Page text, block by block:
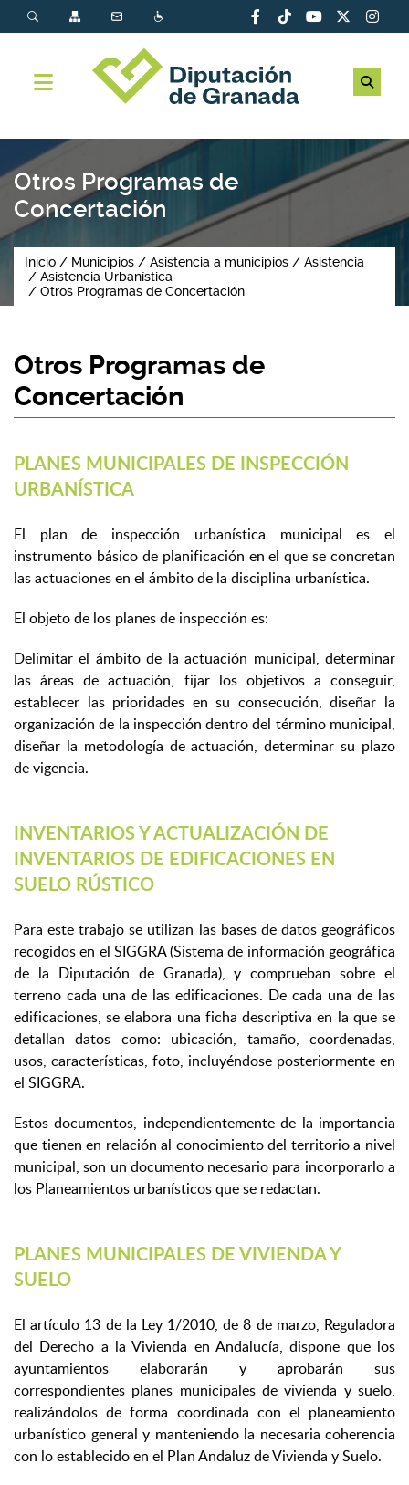
Otros Programas de
Concertación
Inicio Municipios Asistencia a municipios
Asistencia
Asistencia Urbanística
Otros Programas de Concertación
Otros Programas de
Concertación
PLANES MUNICIPALES DE INSPECCIÓN
URBANÍSTICA
El plan de inspección urbanística municipal es el
instrumento básico de planificación en el que se concretan
las actuaciones en el ámbito de la disciplina urbanística.
El objeto de los planes de inspección es:
Delimitar el ámbito de la actuación municipal, determinar
las áreas de actuación, fijar los objetivos a conseguir,
establecer las prioridades en su consecución, diseñar la
organización de la inspección dentro del término municipal,
diseñar la metodología de actuación, determinar su plazo
de vigencia.
INVENTARIOS Y ACTUALIZACIÓN DE
INVENTARIOS DE EDIFICACIONES EN
SUELO RÚSTICO
Para este trabajo se utilizan las bases de datos geográficos
recogidos en el SIGGRA (Sistema de información geográfica
de la Diputación de Granada), y comprueban sobre el
terreno cada una de las edificaciones. De cada una de las
edificaciones, se elabora una ficha descriptiva en la que se
detallan datos como: ubicación, tamaño, coordenadas,
usos, características, foto, incluyéndose posteriormente en
el SIGGRA.
Estos documentos, independientemente de la importancia
que tienen en relación al conocimiento del territorio a nivel
municipal, son un documento necesario para incorporarlo a
los Planeamientos urbanísticos que se redactan.
PLANES MUNICIPALES DE VIVIENDA Y
SUELO
El artículo 13 de la Ley 1/2010, de 8 de marzo, Reguladora
del Derecho a la Vivienda en Andalucía, dispone que los
ayuntamientos elaborarán y aprobarán sus
correspondientes planes municipales de vivienda y suelo,
realizándolos de forma coordinada con el planeamiento
urbanístico general y manteniendo la necesaria coherencia
con lo establecido en el Plan Andaluz de Vivienda y Suelo.